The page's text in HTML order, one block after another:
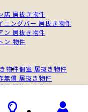
店 居抜き物件
ニングバー 居抜き物件
ン 居抜き物件
ン 物件
物件個室 居抜き物件
無償 居抜き物件
業 居抜き物件